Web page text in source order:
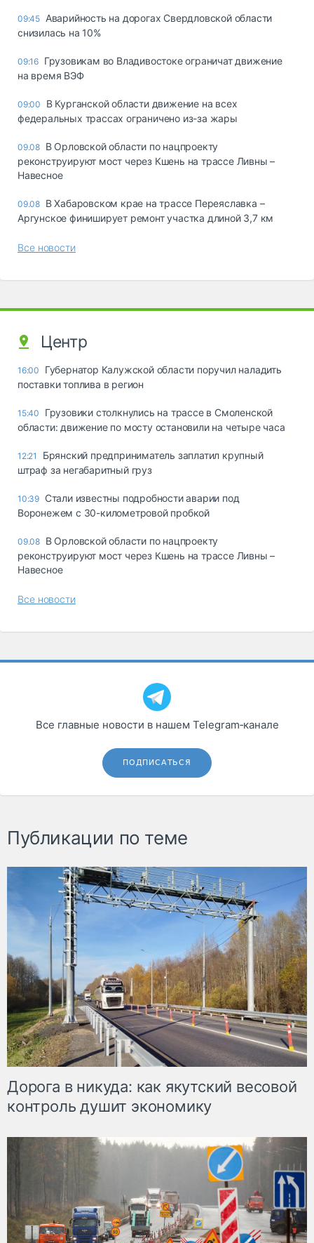
09:45 Аварийность на дорогах Свердловской области
снизилась на 10%
09:16 Грузовикам во Владивостоке ограничат движение
на время ВЭФ
09:00
В Курганской области движение на всех
федеральных трассах ограничено из-за жары
09.08 В Орловской области по нацпроекту
реконструируют мост через Кшень на трассе Ливны –
Навесное
09.08 В Хабаровском крае на трассе Переяславка –
Аргунское финиширует ремонт участка длиной 3,7 км
Все новости
Центр
16:00
Губернатор Калужской области поручил наладить
поставки топлива в регион
15:40
Грузовики столкнулись на трассе в Смоленской
области: движение по мосту остановили на четыре часа
12:21
Брянский предприниматель заплатил крупный
штраф за негабаритный груз
10:39 Стали известны подробности аварии под
Воронежем с 30-километровой пробкой
09.08 В Орловской области по нацпроекту
реконструируют мост через Кшень на трассе Ливны –
Навесное
Все новости
Все главные новости в нашем Telegram‑канале
ПОДПИСАТЬСЯ
Публикации по теме
Дорога в никуда: как якутский весовой
контроль душит экономику